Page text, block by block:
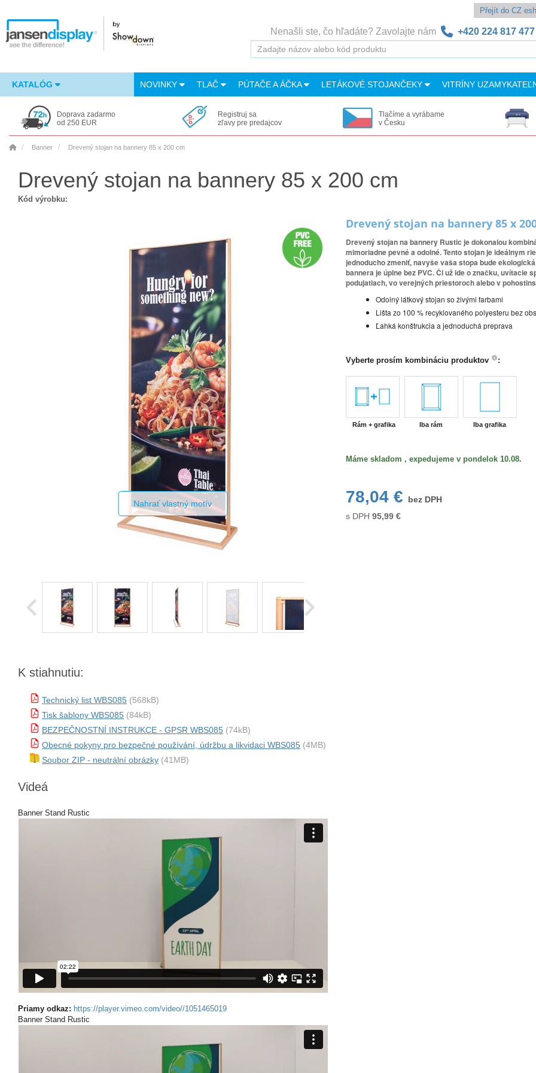
Přejít do CZ
Nenašli ste, čo hľadáte? Zavolajte nám +420 224 817 477
KATALÓG NOVINKY TLAČ PÚTAČE A ÁČKA LETÁKOVÉ STOJANČEKY VITRÍNY
Doprava zadarmo
od 250 EUR
Registruj sa
zľavy pre predajcov
Tlačíme a vyrábame
v Česku
Banner Drevený stojan na bannery 85 x 200 cm
Drevený stojan na bannery 85 x 200 cm
Kód výrobku:
Nahrať vlastný motív
K stiahnutiu:
Technický list WBS085 (568kB)
Tisk šablony WBS085 (84kB)
BEZPEČNOSTNÍ INSTRUKCE - GPSR WBS085 (74kB)
Obecné pokyny pro bezpečné používání, údržbu a likvidaci WBS085 (4MB)
Soubor ZIP - neutrální obrázky (41MB)
Videá
Banner Stand Rustic
Priamy odkaz: https://player.vimeo.com/video//1051465019
Banner Stand Rustic
Drevený stojan na bannery 85 x
Drevený stojan na bannery Rustic je dokonalou
mimoriadne pevné a odolné. Tento stojan je ideálnym
jednoducho zmeniť, navyše vaša stopa bude
bannera je úplne bez PVC. Či už ide o značku, uvítacie
podujatiach, vo verejných priestoroch alebo v
Odolný látkový stojan so živými farbami
Lišta zo 100 % recyklovaného polyesteru bez
Ľahká konštrukcia a jednoduchá preprava
Vyberte prosím kombináciu produktov :
Rám + grafika Iba rám Iba grafika
Máme skladom , expedujeme v pondelok 10.08.
78,04 €
bez DPH
s DPH 95,99€